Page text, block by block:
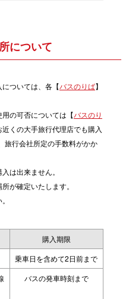
について
ついては、各【バスのりば】
の可否については【バスのり
くの大手旅行代理店でも購入
旅行会社所定の手数料がかか
は出来ません。
が確定いたします。
購入期限
乗車日を含めて2日前まで
バスの発車時刻まで